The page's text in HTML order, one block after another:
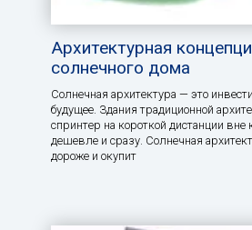
Архитектурная
солнечного дома
Солнечная архитектура — это
будущее. Здания традиционной
спринтер на короткой дистанции вне
дешевле и сразу. Солнечная
дороже и окупит